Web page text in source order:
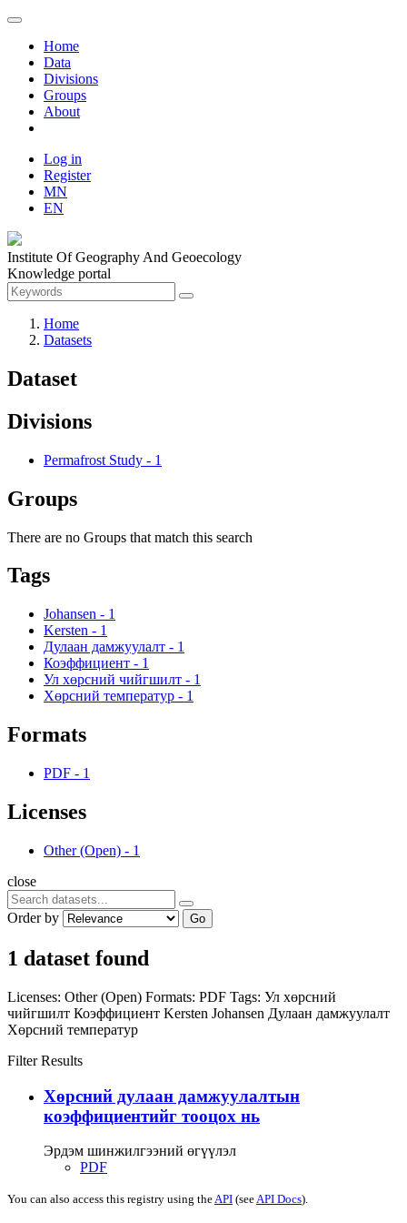
Home
Data
Divisions
Groups
About
Log in
Register
MN
EN
Institute Of Geography And Geoecology
Knowledge portal
Home
Datasets
Dataset
Divisions
Permafrost Study - 1
Groups
There are no Groups that match this search
Tags
Johansen - 1
Kersten - 1
Дулаан дамжуулалт - 1
Коэффициент - 1
Ул хөрсний чийгшилт - 1
Хөрсний температур - 1
Formats
PDF - 1
Licenses
Other (Open) - 1
close
Order by Go
1 dataset found
Licenses: Other (Open) Formats: PDF Tags: Ул хөрсний
чийгшилт Коэффициент Kersten Johansen Дулаан дамжуулалт
Хөрсний температур
Filter Results
Хөрсний дулаан дамжуулалтын
коэффициентийг тооцох нь
Эрдэм шинжилгээний өгүүлэл
PDF
You can also access this registry using theAPI (seeAPI Docs).